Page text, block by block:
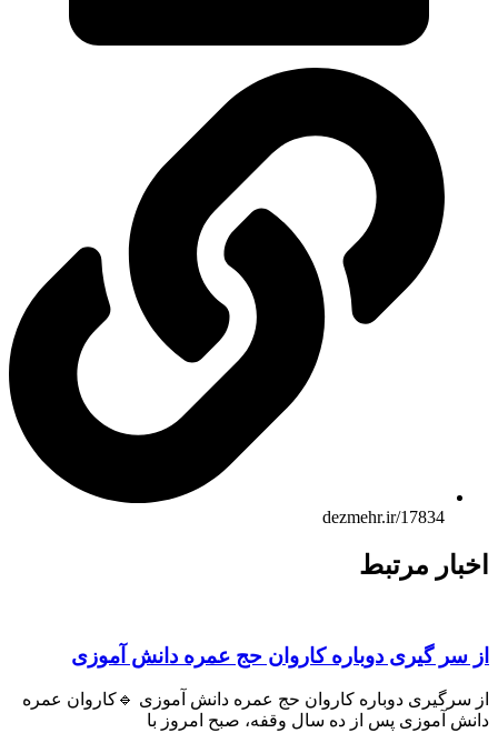
dezmehr.ir/17834
اخبار مرتبط
از سر گیری دوباره کاروان حج عمره دانش آموزی
از سرگیری دوباره کاروان حج عمره دانش آموزی 🔹کاروان عمره
دانش آموزی پس از ده سال وقفه، صبح امروز با